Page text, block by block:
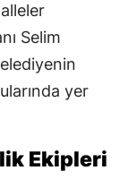
Selim
yer
Ekipleri